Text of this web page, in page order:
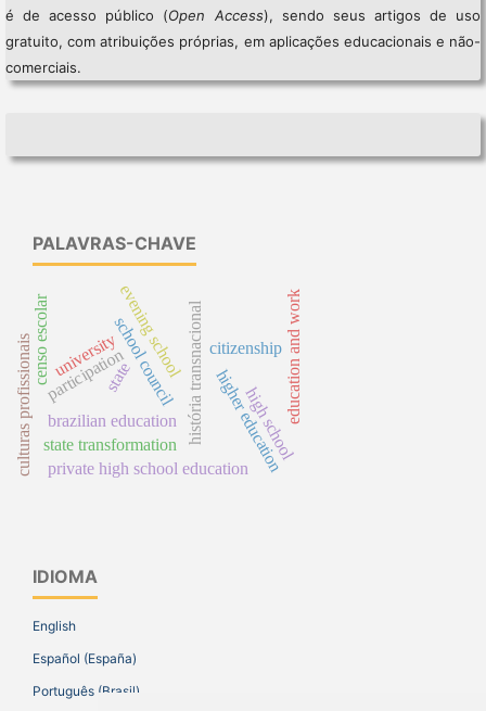
é de acesso público (Open Access), sendo seus artigos de uso
gratuito, com atribuições próprias, em aplicações educacionais e não-
comerciais.
PALAVRAS-CHAVE
história transnacional
brazilian education
school council citizenship
participation
private high school education
state transformation higher education
university
high school
evening school
censo escolar
culturas profissionais education and work
state
IDIOMA
English
Español (España)
Português (Brasil)